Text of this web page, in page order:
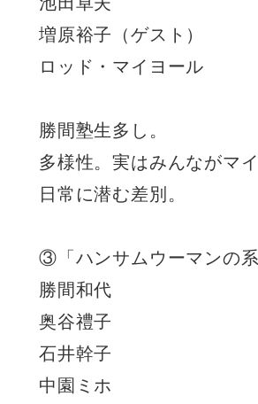
増原裕子（ゲスト）
ロッド・マイヨール
勝間塾生多し。
多様性。実はみんながマ
日常に潜む差別。
③「ハンサムウーマンの系
勝間和代
奥谷禮子
石井幹子
中園ミホ